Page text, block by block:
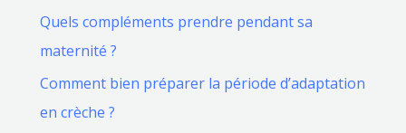
Quels compléments prendre pendant sa
maternité ?
Comment bien préparer la période d’adaptation
en crèche ?